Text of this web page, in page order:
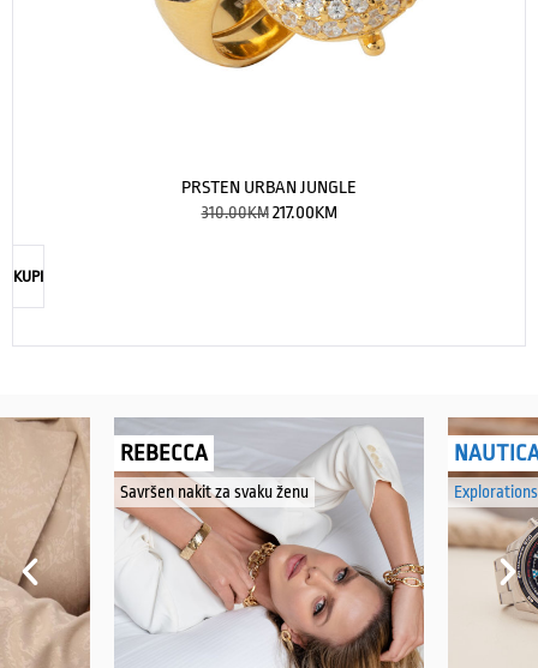
PRSTEN URBAN JUNGLE
310.00KM 217.00KM
KUPI
REBECCA
Savršen nakit za svaku ženu